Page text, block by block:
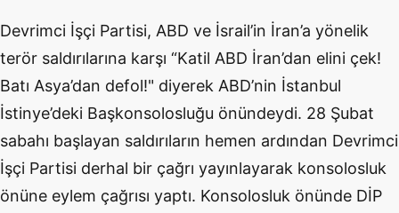
Devrimci İşçi Partisi, ABD ve İsrail’in İran’a yönelik
terör saldırılarına karşı “Katil ABD İran’dan elini çek!
Batı Asya’dan defol!" diyerek ABD’nin İstanbul
İstinye’deki Başkonsolosluğu önündeydi. 28 Şubat
sabahı başlayan saldırıların hemen ardından Devrimci
İşçi Partisi derhal bir çağrı yayınlayarak konsolosluk
önüne eylem çağrısı yaptı. Konsolosluk önünde DİP